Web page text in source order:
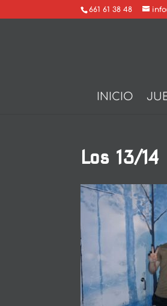
661 61 38 48
INICIO
Los 13/14